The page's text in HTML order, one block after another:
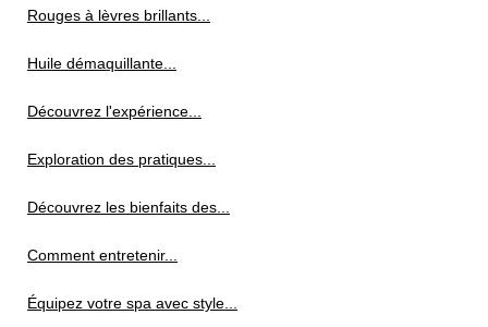
Rouges à lèvres brillants...
Huile démaquillante...
Découvrez l'expérience...
Exploration des pratiques...
Découvrez les bienfaits des...
Comment entretenir...
Équipez votre spa avec style...